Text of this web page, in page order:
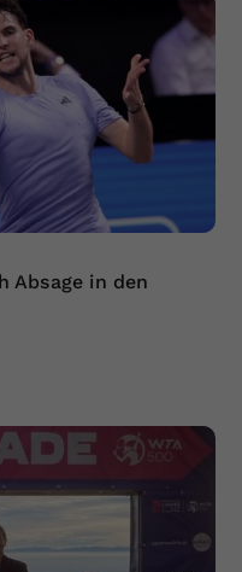
Absage in den